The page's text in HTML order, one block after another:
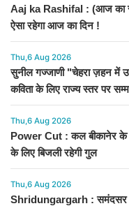
Aaj ka Rashifal : (आज का
ऐसा रहेगा आज का दिन !
Thu,6 Aug 2026
सुनील गज्जाणी "चेहरा ज़हन में
कविता के लिए राज्य स्तर पर
Thu,6 Aug 2026
Power Cut : कल बीकानेर के
के लिए बिजली रहेगी गुल
Thu,6 Aug 2026
Shridungargarh : समंदसर